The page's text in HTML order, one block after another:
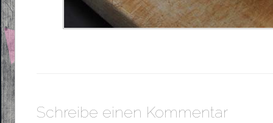
Schreibe einen Kommentar